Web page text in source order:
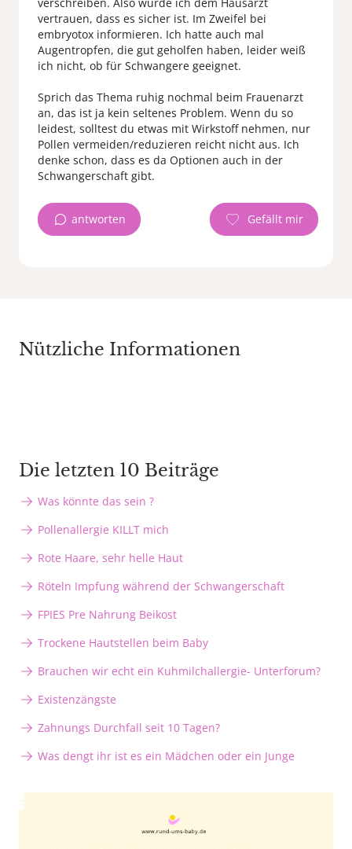
vertrauen, dass es sicher ist. Im Zweifel bei
embryotox informieren. Ich hatte auch mal
Augentropfen, die gut geholfen haben, leider weiß
ich nicht, ob für Schwangere geeignet.
Sprich das Thema ruhig nochmal beim Frauenarzt
an, das ist ja kein seltenes Problem. Wenn du so
leidest, solltest du etwas mit Wirkstoff nehmen, nur
Pollen vermeiden/reduzieren reicht nicht aus. Ich
denke schon, dass es da Optionen auch in der
Schwangerschaft gibt.
antworten
Nützliche Informationen
Die letzten 10 Beiträge
Was könnte das sein ?
Pollenallergie KILLT mich
Rote Haare, sehr helle Haut
Röteln Impfung während der Schwangerschaft
FPIES Pre Nahrung Beikost
Trockene Hautstellen beim Baby
Brauchen wir echt ein Kuhmilchallergie- Unterforum?
Existenzängste
Zahnungs Durchfall seit 10 Tagen?
Was dengt ihr ist es ein Mädchen oder ein Junge